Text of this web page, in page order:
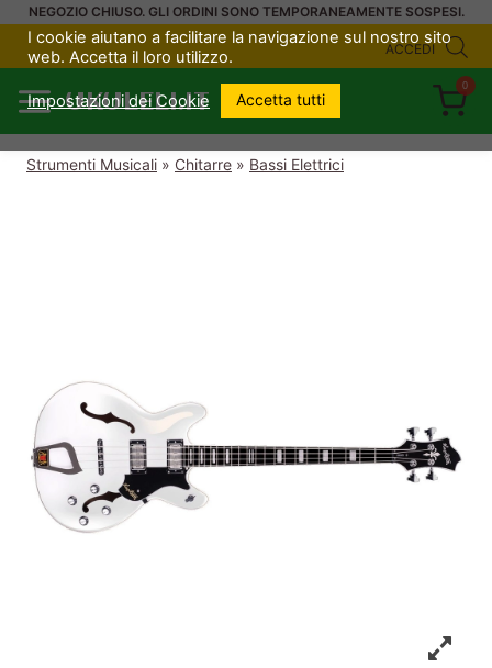
SaltaNEGOZIO CHIUSO. GLI ORDINI SONO TEMPORANEAMENTE SOSPESI.
ACCEDI
UKULELI.IT
0
Strumenti Musicali » Chitarre » Bassi Elettrici
I cookie aiutano a facilitare la navigazione sul nostro sito
web. Accetta il loro utilizzo.
Impostazioni dei Cookie Accetta tutti